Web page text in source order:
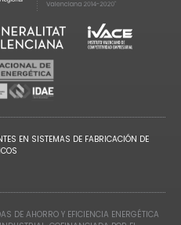
EN SISTEMAS DE FABRICACIÓN DE
DE AHORRO Y EFICIENCIA ENERGÉTICA